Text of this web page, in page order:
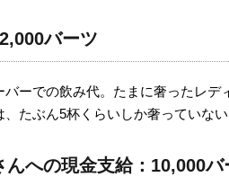
バーツ
バーでの飲み代。たまに奢ったレデ
たぶん5杯くらいしか奢っていない
んへの現金支給：10,000バ